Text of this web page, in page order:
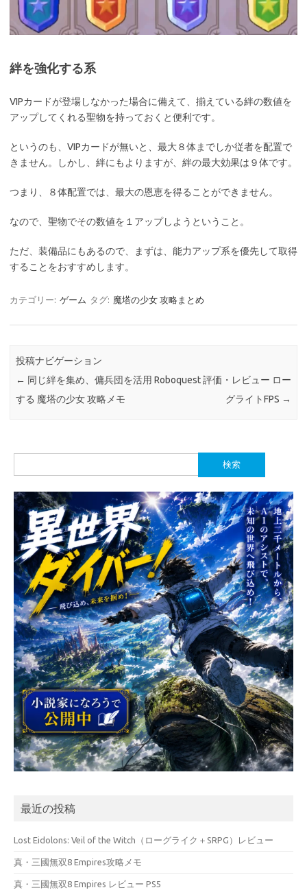
絆を強化する系
VIPカードが登場しなかった場合に備えて、揃えている絆の数値を
アップしてくれる聖物を持っておくと便利です。
というのも、VIPカードが無いと、最大８体までしか従者を配置で
きません。しかし、絆にもよりますが、絆の最大効果は９体です。
つまり、８体配置では、最大の恩恵を得ることができません。
なので、聖物でその数値を１アップしようということ。
ただ、装備品にもあるので、まずは、能力アップ系を優先して取得
することをおすすめします。
カテゴリー: ゲーム タグ: 魔塔の少女 攻略まとめ
投稿ナビゲーション
← 同じ絆を集め、傭兵団を活用
する 魔塔の少女 攻略メモ
Roboquest 評価・レビュー ロー
グライトFPS →
索:
最近の投稿
Lost Eidolons: Veil of the Witch（ローグライク＋SRPG）レビュー
真・三國無双8 Empires攻略メモ
真・三國無双8 Empires レビュー PS5